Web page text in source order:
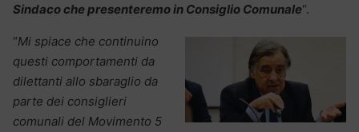
Sindaco che presenteremo in Consiglio Comunale“.
“Mi spiace che continuino
questi comportamenti da
dilettanti allo sbaraglio da
parte dei consiglieri
comunali del Movimento 5